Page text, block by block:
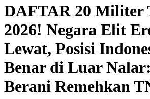
DAFTAR 20 Militer
2026! Negara Elit
Lewat, Posisi
Benar di Luar
Berani Remehkan